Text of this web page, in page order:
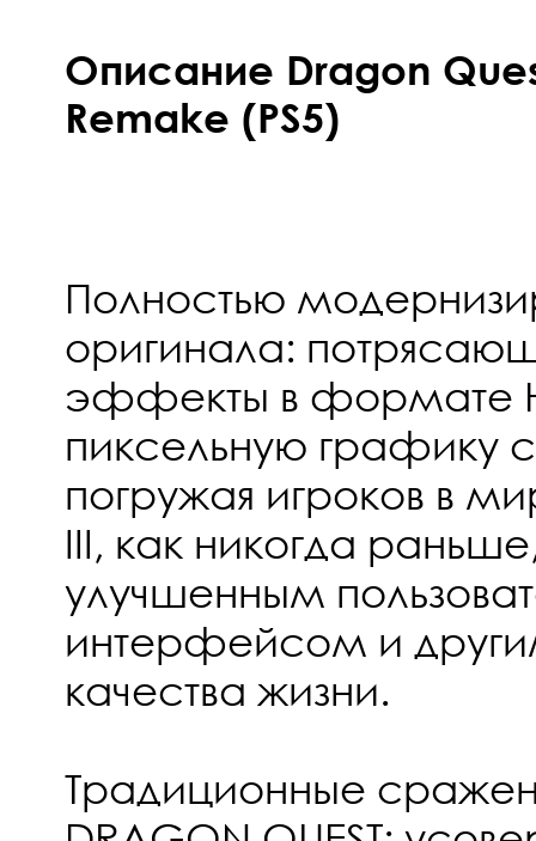
Описание Dragon
Remake (PS5)
Полностью
оригинала:
эффекты в формате
пиксельную графику
погружая игроков в
III, как никогда
улучшенным
интерфейсом и
качества жизни.
Традиционные